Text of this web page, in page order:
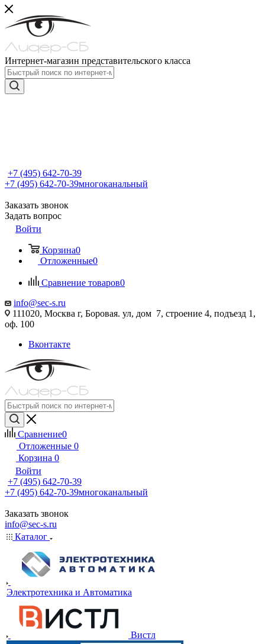
Интернет-магазин представительского класса
+7 (495) 642-70-39
+7 (495) 642-70-39многоканальный
Заказать звонок
Задать вопрос
Войти
Корзина0
Отложенные0
Сравнение товаров0
info@sec-s.ru
111020, Москва г, Боровая. ул, дом 7, строение 4, подъезд 1,
оф. 100
Вконтакте
Сравнение0
Отложенные 0
Корзина 0
Войти
+7 (495) 642-70-39
+7 (495) 642-70-39многоканальный
Заказать звонок
info@sec-s.ru
Каталог
Электротехника и Автоматика
Вистл